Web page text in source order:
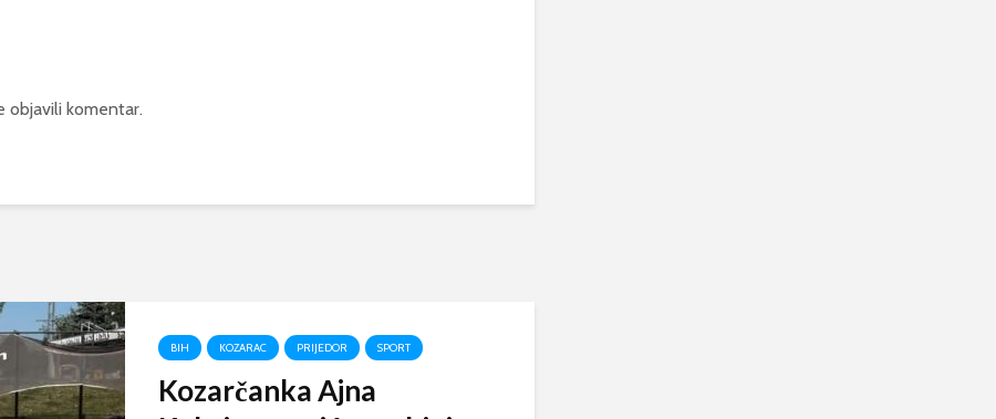
objavili komentar.
BIH KOZARAC PRIJEDOR SPORT
Kozarčanka Ajna